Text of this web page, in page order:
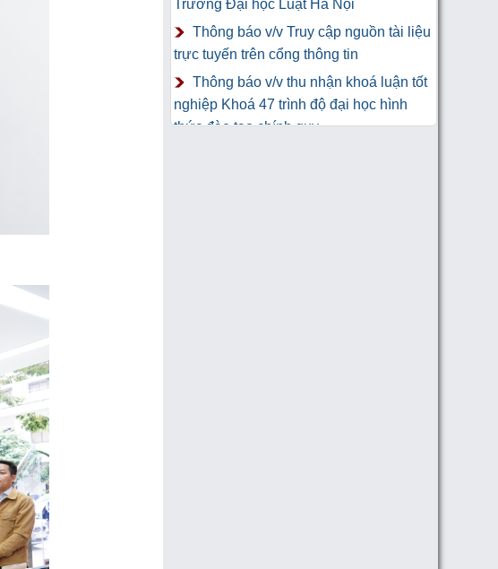
Trường Đại học Luật Hà Nội
Thông báo v/v Truy cập nguồn tài liệu
trực tuyến trên cổng thông tin
Thông báo v/v thu nhận khoá luận tốt
nghiệp Khoá 47 trình độ đại học hình
thức đào tạo chính quy